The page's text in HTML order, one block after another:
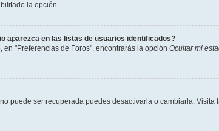
la opción.
aparezca en las listas de usuarios identificados?
"Preferencias de Foros", encontrarás la opción Ocultar mi
puede ser recuperada puedes desactivarla o cambiarla.